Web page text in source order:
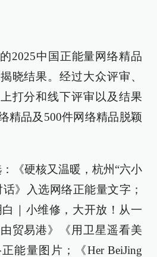
2025中国正能量网络精品
晓结果。经过大众评审、
打分和线下评审以及结果
精品及500件网络精品脱颖
《硬核又温暖，杭州“六小
》入选网络正能量文字；
白｜小维修，大开放！从一
贸易港》《用卫星遥看美
能量图片；《Her BeiJing